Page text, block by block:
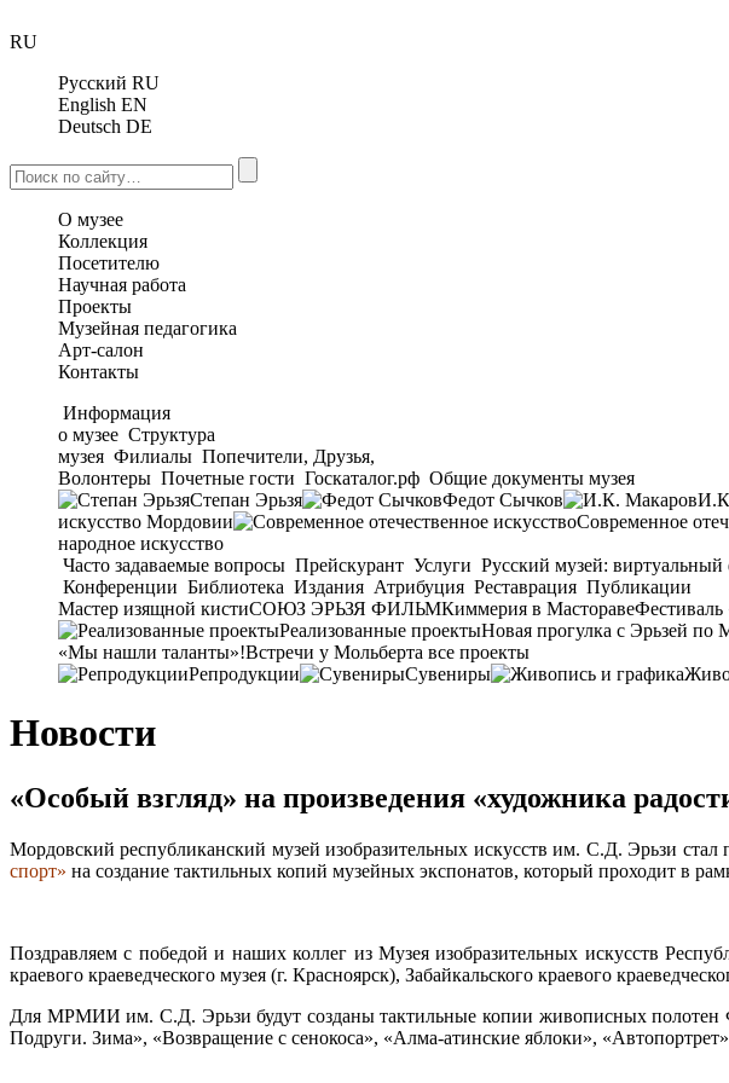
RU
Русский RU
English EN
Deutsch DE
О музее
Коллекция
Посетителю
Научная работа
Проекты
Музейная педагогика
Арт-салон
Контакты
Информация
о музее Структура
музея Филиалы Попечители, Друзья,
Волонтеры Почетные гости Госкаталог.рф Общие документы музея
Степан Эрьзя
Федот Сычков
искусство Мордовии
Современное
народное искусство
Часто задаваемые вопросы Прейскурант Услуги Русский музей:
Конференции Библиотека Издания Атрибуция Реставрация Публикации
Мастер изящной кистиСОЮЗ ЭРЬЗЯ ФИЛЬМКиммерия в Мастораве
Реализованные проектыНовая прогулка с Эрьзей по
«Мы нашли таланты»!Встречи у Мольберта все проекты
Репродукции
Сувениры
Новости
«Особый взгляд» на произведения «художника
Мордовский республиканский музей изобразительных искусств им. С.Д. Эрьзи стал
спорт» на создание тактильных копий музейных экспонатов, который проходит в
Поздравляем с победой и наших коллег из Музея изобразительных искусств
краевого краеведческого музея (г. Красноярск), Забайкальского краевого
Для МРМИИ им. С.Д. Эрьзи будут созданы тактильные копии живописных полотен
Подруги. Зима», «Возвращение с сенокоса», «Алма-атинские яблоки»,